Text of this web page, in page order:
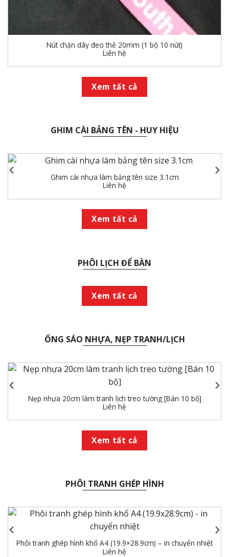
Nút chặn dây đeo thẻ 20mm (1 bộ 10 nút)
Liên hệ
Xem tất cả
GHIM CÀI BẢNG TÊN - HUY HIỆU
Ghim cài nhựa làm bảng tên size 3.1cm
Liên hệ
Xem tất cả
PHÔI LỊCH ĐỂ BÀN
Xem tất cả
ỐNG SÁO NHỰA, NẸP TRANH/LỊCH
Nẹp nhựa 20cm làm tranh lịch treo tường [Bán 10 bộ]
Liên hệ
Xem tất cả
PHÔI TRANH GHÉP HÌNH
Phôi tranh ghép hình khổ A4 (19.9×28.9cm) – in chuyển nhiệt
Liên hệ